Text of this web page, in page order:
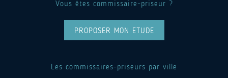
Vous êtes commissaire-priseur ?
PROPOSER MON ETUDE
Les commissaires-priseurs par ville